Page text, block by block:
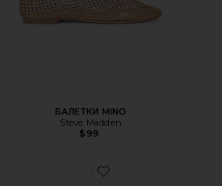
БАЛЕТКИ MINO
Steve Madden
$99
Favorite САНДАЛИИ RILLIE